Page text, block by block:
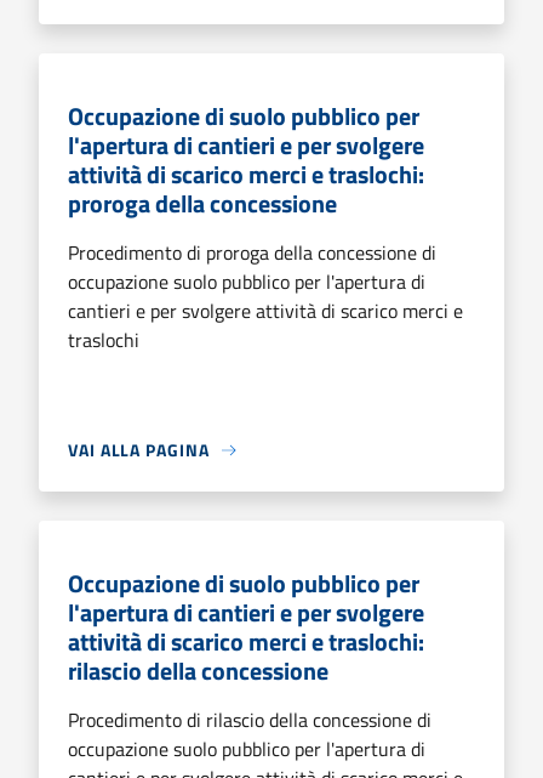
Occupazione di suolo pubblico per
l'apertura di cantieri e per svolgere
attività di scarico merci e traslochi:
proroga della concessione
Procedimento di proroga della concessione di
occupazione suolo pubblico per l'apertura di
cantieri e per svolgere attività di scarico merci e
traslochi
VAI ALLA PAGINA
Occupazione di suolo pubblico per
l'apertura di cantieri e per svolgere
attività di scarico merci e traslochi:
rilascio della concessione
Procedimento di rilascio della concessione di
occupazione suolo pubblico per l'apertura di